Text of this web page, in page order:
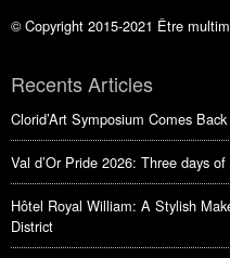
© Copyright 2015-2021 Être
Recents Articles
Clorid’Art Symposium Comes
Val d’Or Pride 2026: Three days
Hôtel Royal William: A Stylish
District